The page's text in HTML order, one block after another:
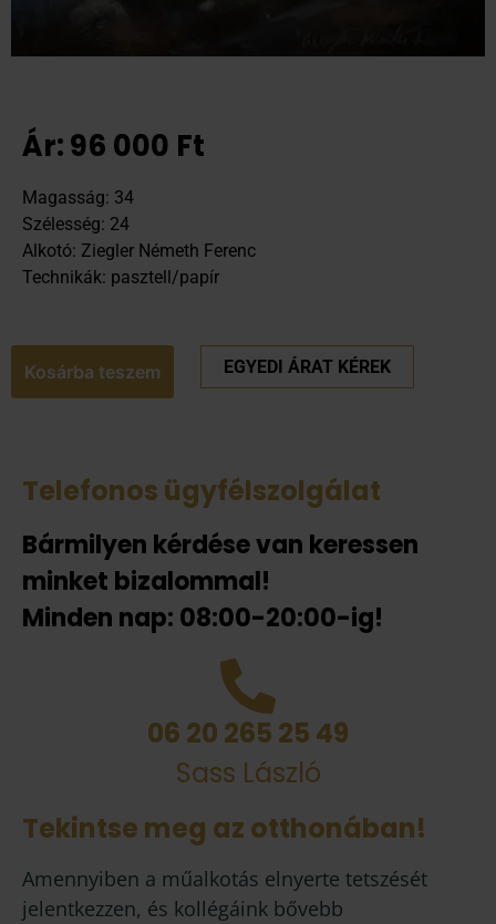
Ár:96 000 Ft
Magasság: 34
Szélesség: 24
Alkotó: Ziegler Németh Ferenc
Technikák: pasztell/papír
Kosárba teszem EGYEDI ÁRAT KÉREK
Telefonos ügyfélszolgálat
Bármilyen kérdése van keressen
minket bizalommal!
Minden nap: 08:00-20:00-ig!
06 20 265 25 49
Sass László
Tekintse meg az otthonában!
Amennyiben a műalkotás elnyerte tetszését
jelentkezzen, és kollégáink bővebb